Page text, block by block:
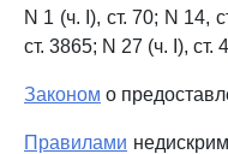
N 1 (ч. I), ст. 70; N 14,
ст. 3865; N 27 (ч. I), ст.
Законом о
Правилами